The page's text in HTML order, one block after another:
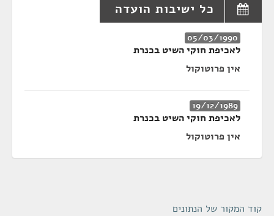
כל ישיבות הועדה
05/03/1990
לאכיפת חוקי השיט בכנרת
אין פרוטוקול
19/12/1989
לאכיפת חוקי השיט בכנרת
אין פרוטוקול
קוד המקור של הנתונים